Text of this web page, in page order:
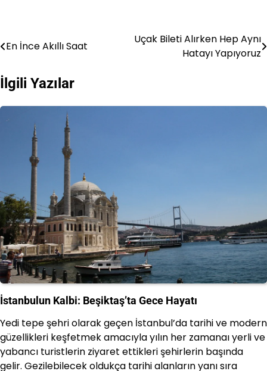
Yazı
En İnce Akıllı Saat
Uçak Bileti Alırken Hep Aynı
Hatayı Yapıyoruz
İlgili Yazılar
İstanbulun Kalbi: Beşiktaş’ta Gece Hayatı
Yedi tepe şehri olarak geçen İstanbul’da tarihi ve modern
güzellikleri keşfetmek amacıyla yılın her zamanaı yerli ve
yabancı turistlerin ziyaret ettikleri şehirlerin başında
gelir. Gezilebilecek oldukça tarihi alanların yanı sıra